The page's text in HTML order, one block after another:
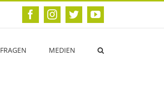
FacebookInstagram
TwitterYouTube
MEDIEN